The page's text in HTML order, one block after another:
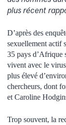
plus récent
D’après des
sexuellement actif
35 pays d’Afrique
vivent avec le
plus élevé
chercheurs, dont
et Caroline
Trop souvent, la